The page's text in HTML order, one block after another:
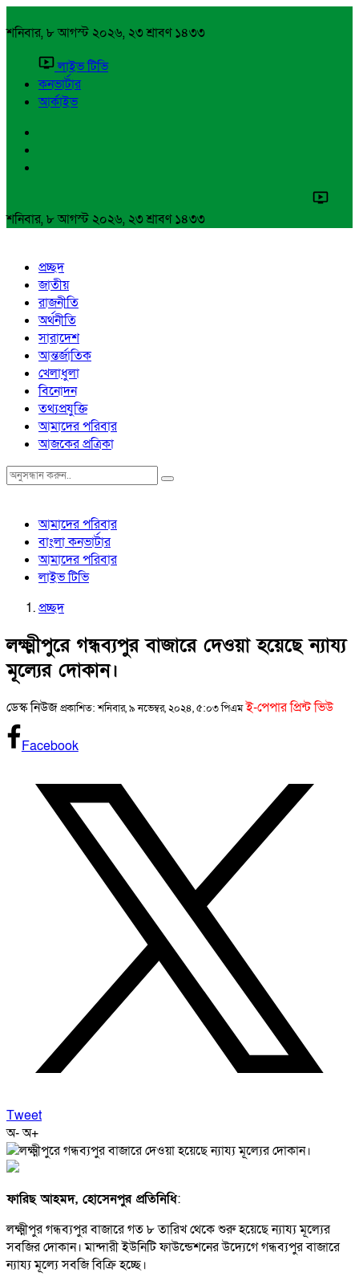
শনিবার, ৮ আগস্ট ২০২৬, ২৩ শ্রাবণ ১৪৩৩
লাইভ টিভি
কনভার্টার
আর্কাইভ
শনিবার, ৮ আগস্ট ২০২৬, ২৩ শ্রাবণ ১৪৩৩
প্রচ্ছদ
জাতীয়
রাজনীতি
অর্থনীতি
সারাদেশ
আন্তর্জাতিক
খেলাধুলা
বিনোদন
তথ্যপ্রযুক্তি
আমাদের পরিবার
আজকের প্রত্রিকা
আমাদের পরিবার
বাংলা কনভার্টার
আমাদের পরিবার
লাইভ টিভি
প্রচ্ছদ
লক্ষ্মীপুরে গন্ধব্যপুর বাজারে দেওয়া হয়েছে ন্যায্য
মূল্যের দোকান।
ডেস্ক নিউজপ্রকাশিত: শনিবার, ৯ নভেম্বর, ২০২৪, ৫:০৩ পিএম ই-পেপার প্রিন্ট ভিউ
Facebook
Tweet
অ-অ+
ফারিছ আহমদ, হোসেনপুর প্রতিনিধি:
লক্ষ্মীপুর গন্ধব্যপুর বাজারে গত ৮ তারিখ থেকে শুরু হয়েছে ন্যায্য মূল্যের
সবজির দোকান। মান্দারী ইউনিটি ফাউন্ডেশনের উদ্যেগে গন্ধব্যপুর বাজারে
ন্যায্য মূল্যে সবজি বিক্রি হচ্ছে।